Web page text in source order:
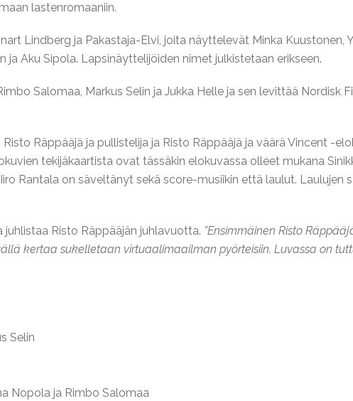
lastenromaaniin.
Lindberg ja Pakastaja-Elvi, joita näyttelevät Minka Kuustonen,
Aku Sipola. Lapsinäyttelijöiden nimet julkistetaan erikseen.
Salomaa, Markus Selin ja Jukka Helle ja sen levittää Nordisk
Räppääjä ja pullistelija ja Risto Räppääjä ja väärä Vincent -
tekijäkaartista ovat tässäkin elokuvassa olleet mukana
Rantala on säveltänyt sekä score-musiikin että laulut. Laulujen
Risto Räppääjän juhlavuotta. ”Ensimmäinen Risto
kertaa sukelletaan virtuaalimaailman pyörteisiin. Luvassa on
Selin
Nopola ja Rimbo Salomaa